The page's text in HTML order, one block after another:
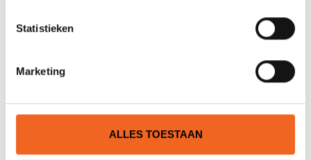
Statistieken
Marketing
ALLES TOESTAAN